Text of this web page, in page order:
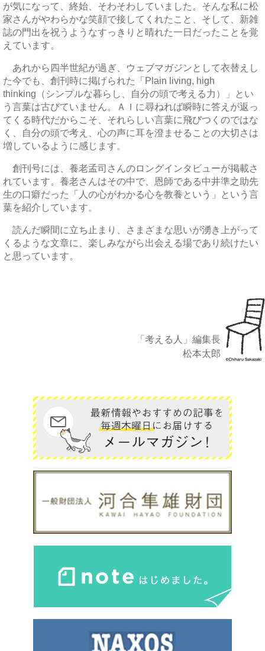
が気になって、終始、そわそわしていました。そんな私に松
家さんがやわらかな笑顔で接してくれたこと、そして、新雑
誌の門出を祝うようなすっきりと晴れた一日だったことを覚
えています。
あれから四半世紀が過ぎ、ウェブマガジンとして衣替えし
た今でも、創刊時に掲げられた「Plain living, high
thinking（シンプルな暮らし、自分の頭で考える力）」とい
う言葉は古びていません。ＡＩに尋ねれば瞬時に答えが返っ
てくる時代だからこそ、それらしい言葉に飛びつくのではな
く、自分の頭で考え、心の声に耳を澄ませることの大切さは
増しているように感じます。
創刊号には、養老孟司さんのロングインタビューが掲載さ
れています。養老さんはその中で、恩師である中井準之助先
生の口癖だった「人の心がわかる心を教養という」という言
葉を紹介しています。
読んだ瞬間に立ち止まり、さまざまな思いが湧き上がって
くるような文章に、楽しみながら出会える場であり続けたい
と思っています。
「考える人」編集長
松本太郎